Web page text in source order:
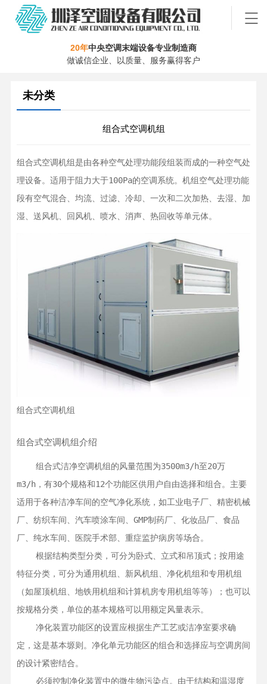
20年中央空调末端设备专业制造商
做诚信企业、以质量、服务赢得客户
未分类
组合式空调机组
组合式空调机组是由各种空气处理功能段组装而成的一种空气处
理设备。适用于阻力大于100Pa的空调系统。机组空气处理功能
段有空气混合、均流、过滤、冷却、一次和二次加热、去湿、加
湿、送风机、回风机、喷水、消声、热回收等单元体。
组合式空调机组
组合式空调机组介绍
m3/h，有30个规格和12个功能区供用户自由选择和组合。主要
适用于各种洁净车间的空气净化系统，如工业电子厂、精密机械
厂、纺织车间、汽车喷涂车间、GMP制药厂、化妆品厂、食品
厂、纯水车间、医院手术部、重症监护病房等场合。
特征分类，可分为通用机组、新风机组、净化机组和专用机组
（如屋顶机组、地铁用机组和计算机房专用机组等等）；也可以
按规格分类，单位的基本规格可以用额定风量表示。
定，这是基本塬则。净化单元功能区的组合和选择应与空调房间
的设计紧密结合。